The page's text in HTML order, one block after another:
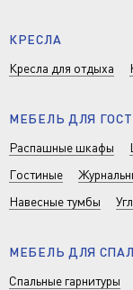
КРЕСЛА
Кресла для отдыха
МЕБЕЛЬ ДЛЯ
Распашные шкафы
Гостиные
Навесные тумбы
МЕБЕЛЬ ДЛЯ
Спальные гарнитуры